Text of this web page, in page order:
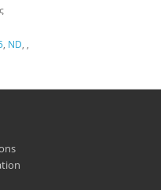
, ND, ,